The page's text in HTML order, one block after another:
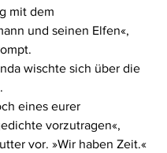
mit dem
und seinen Elfen«,
wischte sich über die
eines eurer
vorzutragen«,
vor. »Wir haben Zeit.«